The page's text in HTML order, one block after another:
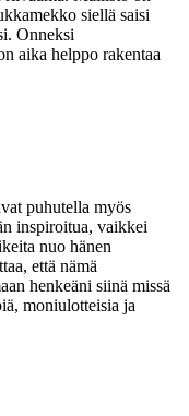
siellä saisi
Onneksi
aika helppo rakentaa
puhutella myös
inspiroitua, vaikkei
nuo hänen
että nämä
henkeäni siinä missä
moniulotteisia ja